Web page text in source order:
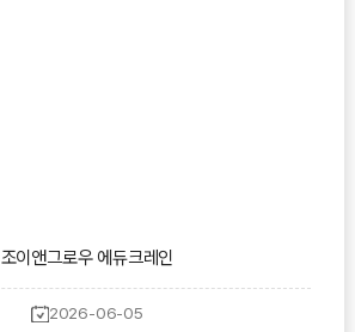
조이앤그로우 에듀크레인
2026-06-05